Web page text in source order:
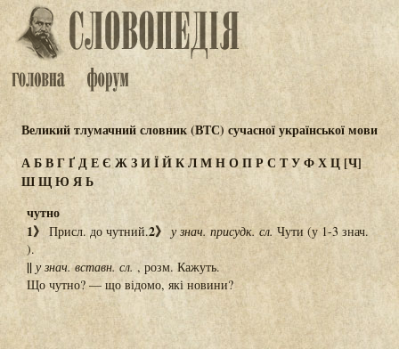
Великий тлумачний словник (ВТС) сучасної української мови
АБВГҐДЕЄ ЖЗИЇЙКЛМНОПРС ТУФХЦ [Ч]
ШЩЮЯЬ
чутно
1》 Присл. до чутний.2》 у знач. присудк. сл. Чути (у 1-3 знач.
).
|| у знач. вставн. сл. , розм. Кажуть.
Що чутно? — що відомо, які новини?